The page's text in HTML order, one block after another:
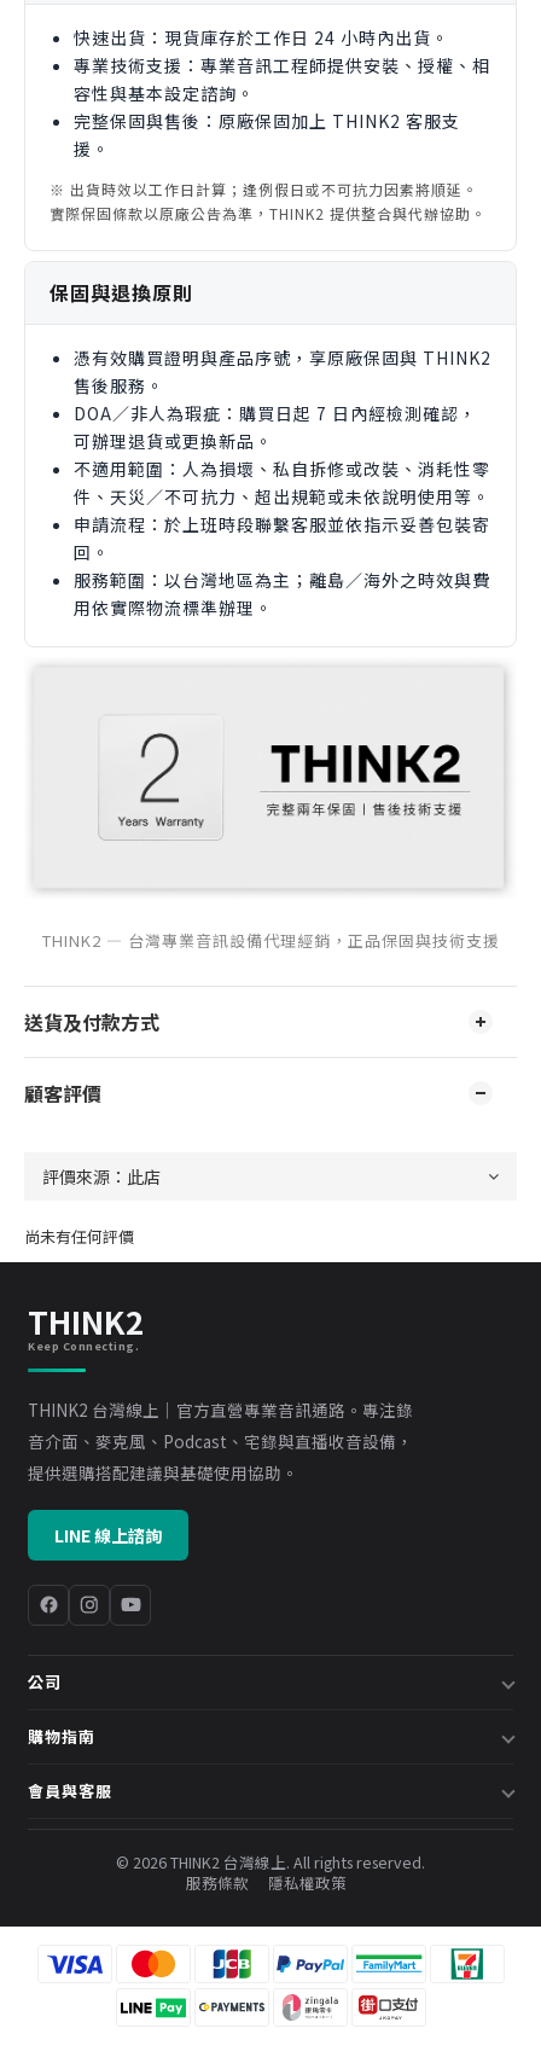
快速出貨：現貨庫存於工作日 24 小時內出貨。
專業技術支援：專業音訊工程師提供安裝、授權、相
容性與基本設定諮詢。
完整保固與售後：原廠保固加上 THINK2 客服支
援。
※ 出貨時效以工作日計算；逢例假日或不可抗力因素將順延。
實際保固條款以原廠公告為準，THINK2 提供整合與代辦協助。
保固與退換原則
憑有效購買證明與產品序號，享原廠保固與 THINK2
售後服務。
DOA／非人為瑕疵：購買日起 7 日內經檢測確認，
可辦理退貨或更換新品。
不適用範圍：人為損壞、私自拆修或改裝、消耗性零
件、天災／不可抗力、超出規範或未依說明使用等。
申請流程：於上班時段聯繫客服並依指示妥善包裝寄
回。
服務範圍：以台灣地區為主；離島／海外之時效與費
用依實際物流標準辦理。
THINK2 — 台灣專業音訊設備代理經銷，正品保固與技術支援
送貨及付款方式
顧客評價
尚未有任何評價
THINK2
Keep Connecting.
THINK2 台灣線上｜官方直營專業音訊通路。專注錄
音介面、麥克風、Podcast、宅錄與直播收音設備，
提供選購搭配建議與基礎使用協助。
LINE 線上諮詢
公司
關於我們
預約諮詢
購物指南
配送說明
常見問題
會員與客服
會員中心
© 2026 THINK2 台灣線上. All rights reserved.
服務條款
隱私權政策